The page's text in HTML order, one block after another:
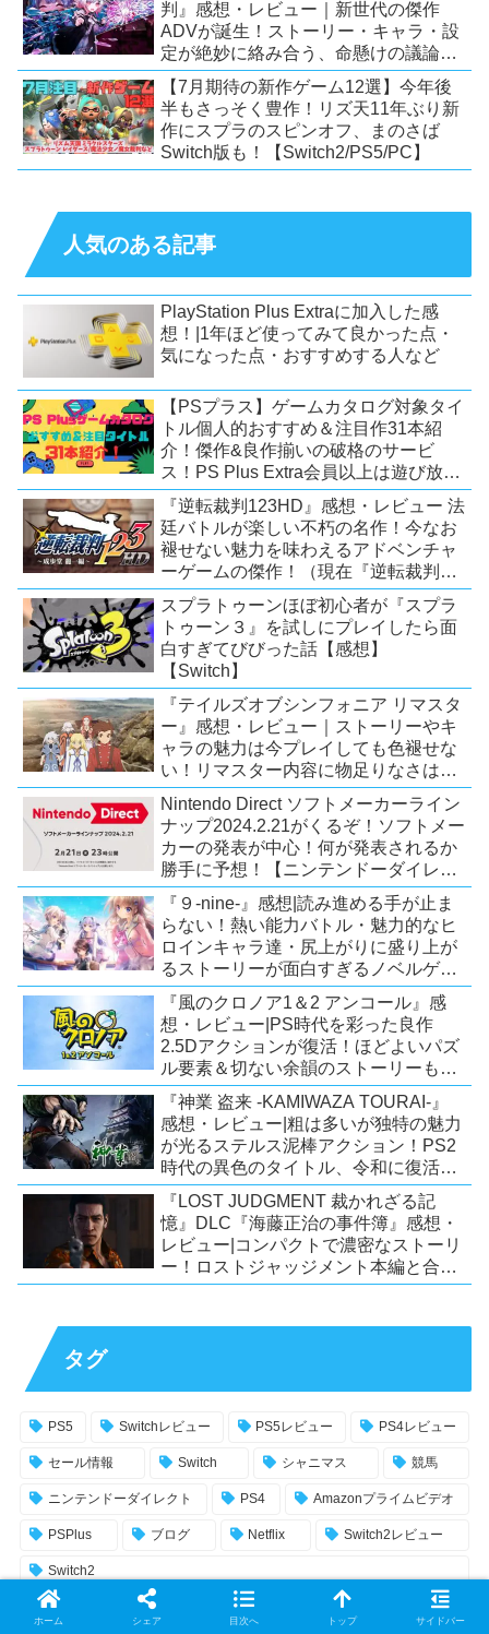
判』感想・レビュー｜新世代の傑作
ADVが誕生！ストーリー・キャラ・設
定が絶妙に絡み合う、命懸けの議論ミ
ステリー【PC/Switch】
【7月期待の新作ゲーム12選】今年後
半もさっそく豊作！リズ天11年ぶり新
作にスプラのスピンオフ、まのさば
Switch版も！【Switch2/PS5/PC】
人気のある記事
PlayStation Plus Extraに加入した感
想！|1年ほど使ってみて良かった点・
気になった点・おすすめする人など
【PSプラス】ゲームカタログ対象タイ
トル個人的おすすめ＆注目作31本紹
介！傑作&良作揃いの破格のサービ
ス！PS Plus Extra会員以上は遊び放
題！【2026年7月時点】【PS5/PS4】
『逆転裁判123HD』感想・レビュー 法
廷バトルが楽しい不朽の名作！今なお
褪せない魅力を味わえるアドベンチャ
ーゲームの傑作！（現在『逆転裁判
123 成歩堂セレクション』が配信中）
スプラトゥーンほぼ初心者が『スプラ
トゥーン３』を試しにプレイしたら面
白すぎてびびった話【感想】
【Switch】
『テイルズオブシンフォニア リマスタ
ー』感想・レビュー｜ストーリーやキ
ャラの魅力は今プレイしても色褪せな
い！リマスター内容に物足りなさはあ
るが、プレイする価値のあるシリーズ
の人気作【Switch/PS4/Xone】
Nintendo Direct ソフトメーカーライン
ナップ2024.2.21がくるぞ！ソフトメー
カーの発表が中心！何が発表されるか
勝手に予想！【ニンテンドーダイレク
ト予想】
『９-nine-』感想|読み進める手が止ま
らない！熱い能力バトル・魅力的なヒ
ロインキャラ達・尻上がりに盛り上が
るストーリーが面白すぎるノベルゲ
ー！【PC/Steam/Switch/PS4】
『風のクロノア1＆2 アンコール』感
想・レビュー|PS時代を彩った良作
2.5Dアクションが復活！ほどよいパズ
ル要素＆切ない余韻のストーリーも魅
力！【Switch/PS5/PS4/Xbox
X|S/Xone/PC】
『神業 盗来 -KAMIWAZA TOURAI-』
感想・レビュー|粗は多いが独特の魅力
が光るステルス泥棒アクション！PS2
時代の異色のタイトル、令和に復活！
【Switch/PS4/Steam】
『LOST JUDGMENT 裁かれざる記
憶』DLC『海藤正治の事件簿』感想・
レビュー|コンパクトで濃密なストーリ
ー！ロストジャッジメント本編と合わ
せておすすめの満足度の高いDLC！
タグ
PS5 Switchレビュー PS5レビュー PS4レビュー
セール情報 Switch シャニマス 競馬
ニンテンドーダイレクト PS4 Amazonプライムビデオ
PSPlus ブログ Netflix Switch2レビュー
Switch2
ホーム シェア 目次へ トップ サイドバー